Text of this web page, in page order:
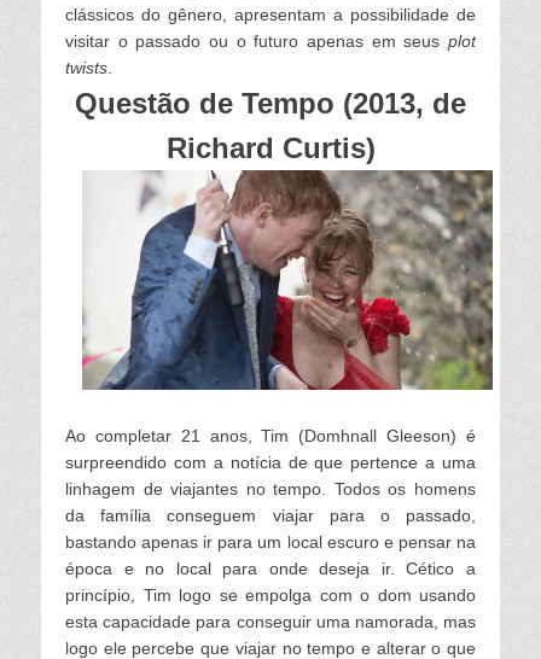
clássicos do gênero, apresentam a possibilidade de
visitar o passado ou o futuro apenas em seus plot
twists.
Questão de Tempo (2013, de
Richard Curtis)
Ao completar 21 anos, Tim (Domhnall Gleeson) é
surpreendido com a notícia de que pertence a uma
linhagem de viajantes no tempo. Todos os homens
da família conseguem viajar para o passado,
bastando apenas ir para um local escuro e pensar na
época e no local para onde deseja ir. Cético a
princípio, Tim logo se empolga com o dom usando
esta capacidade para conseguir uma namorada, mas
logo ele percebe que viajar no tempo e alterar o que